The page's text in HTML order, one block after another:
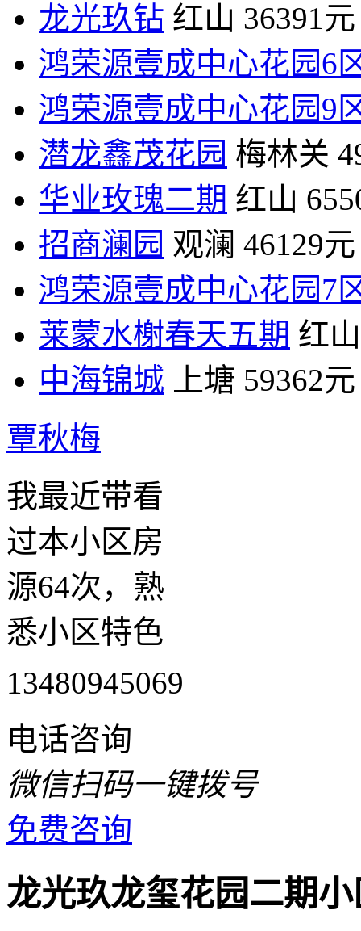
龙光玖钻 红山 36391元
鸿荣源壹成中心花园6
鸿荣源壹成中心花园9
潜龙鑫茂花园 梅林关
华业玫瑰二期 红山
招商澜园 观澜 46129元
鸿荣源壹成中心花园7
莱蒙水榭春天五期 红山
中海锦城
上塘 59362元
覃秋梅
我最近带看
过本小区房
源64次，熟
悉小区特色
13480945069
电话咨询
微信扫码一键拨号
免费咨询
龙光玖龙玺花园二期